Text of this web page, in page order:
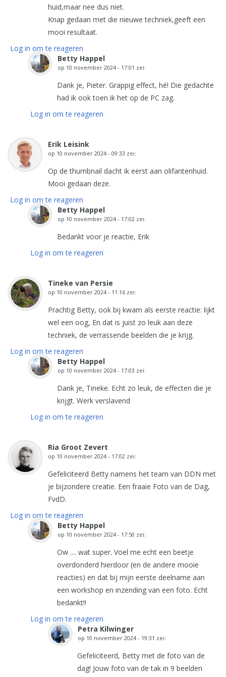
huid,maar nee dus niet.
Knap gedaan met die nieuwe techniek,geeft een
mooi resultaat.
Log in om te reageren
Betty Happel
op 10 november 2024 - 17:01 zei:
Dank je, Pieter. Grappig effect, hé! Die gedachte
had ik ook toen ik het op de PC zag.
Log in om te reageren
Erik Leisink
op 10 november 2024 - 09:33 zei:
Op de thumbnail dacht ik eerst aan olifantenhuid.
Mooi gedaan deze.
Log in om te reageren
Betty Happel
op 10 november 2024 - 17:02 zei:
Bedankt voor je reactie, Erik
Log in om te reageren
Tineke van Persie
op 10 november 2024 - 11:16 zei:
Prachtig Betty, ook bij kwam als eerste reactie: lijkt
wel een oog, En dat is juist zo leuk aan deze
techniek, de verrassende beelden die je krijg.
Log in om te reageren
Betty Happel
op 10 november 2024 - 17:03 zei:
Dank je, Tineke. Echt zo leuk, de effecten die je
krijgt. Werk verslavend
Log in om te reageren
Ria Groot Zevert
op 10 november 2024 - 17:02 zei:
Gefeliciteerd Betty namens het team van DDN met
je bijzondere creatie. Een fraaie Foto van de Dag,
FvdD.
Log in om te reageren
Betty Happel
op 10 november 2024 - 17:50 zei:
Ow .... wat super. Voel me echt een beetje
overdonderd hierdoor (en de andere mooie
reacties) en dat bij mijn eerste deelname aan
een workshop en inzending van een foto. Echt
bedankt!!
Log in om te reageren
Petra Kilwinger
op 10 november 2024 - 19:31 zei:
Gefeliciteerd, Betty met de foto van de
dag! Jouw foto van de tak in 9 beelden